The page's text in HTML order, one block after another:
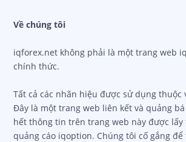
Về chúng tôi
iqforex.net không phải là một trang web
chính thức.
Tất cả các nhãn hiệu được sử dụng thuộc
Đây là một trang web liên kết và quảng
hết thông tin trên trang web này được lấy
quảng cáo iqoption. Chúng tôi cố gắng